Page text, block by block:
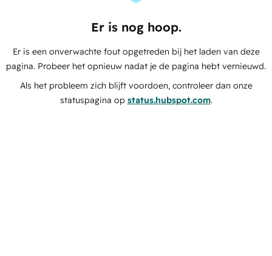
Er is nog hoop.
Er is een onverwachte fout opgetreden bij het laden van deze
pagina. Probeer het opnieuw nadat je de pagina hebt vernieuwd.
Als het probleem zich blijft voordoen, controleer dan onze
statuspagina op status.hubspot.com.